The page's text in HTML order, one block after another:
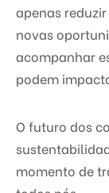
apenas
novas
acompanhar
podem
O futuro dos
momento de